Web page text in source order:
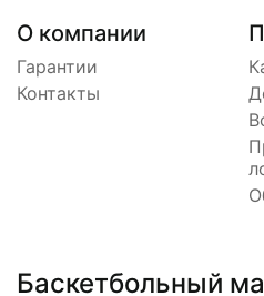
О компании
Гарантии
Контакты
Баскетбольный